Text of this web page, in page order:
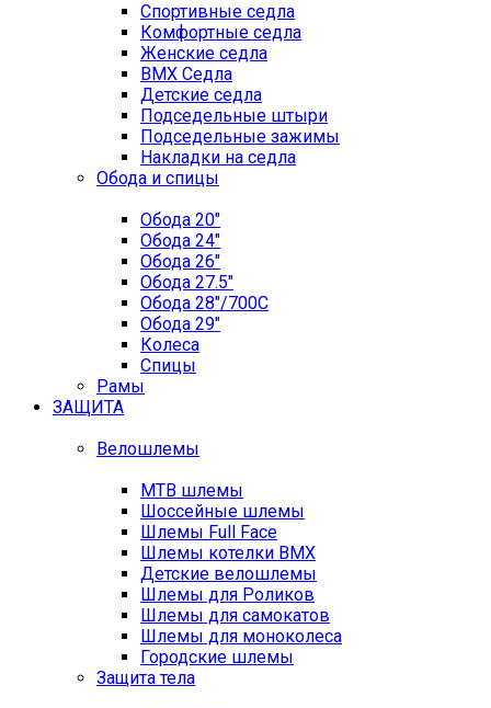
Спортивные седла
Комфортные седла
Женские седла
BMX Седла
Детские седла
Подседельные штыри
Подседельные зажимы
Накладки на седла
Обода и спицы
Обода 20"
Обода 24"
Обода 26"
Обода 27.5"
Обода 28"/700C
Обода 29"
Колеса
Спицы
Рамы
ЗАЩИТА
Велошлемы
MTB шлемы
Шоссейные шлемы
Шлемы Full Face
Шлемы котелки BMX
Детские велошлемы
Шлемы для Роликов
Шлемы для самокатов
Шлемы для моноколеса
Городские шлемы
Защита тела